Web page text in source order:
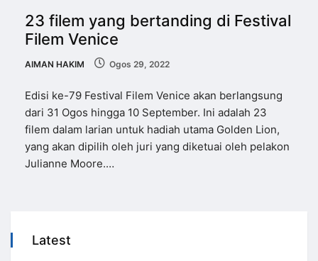
23 filem yang bertanding di Festival
Filem Venice
AIMAN HAKIM Ogos 29, 2022
Edisi ke-79 Festival Filem Venice akan berlangsung
dari 31 Ogos hingga 10 September. Ini adalah 23
filem dalam larian untuk hadiah utama Golden Lion,
yang akan dipilih oleh juri yang diketuai oleh pelakon
Julianne Moore.…
Latest